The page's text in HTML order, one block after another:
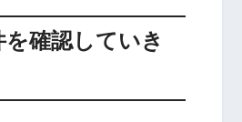
確認していき